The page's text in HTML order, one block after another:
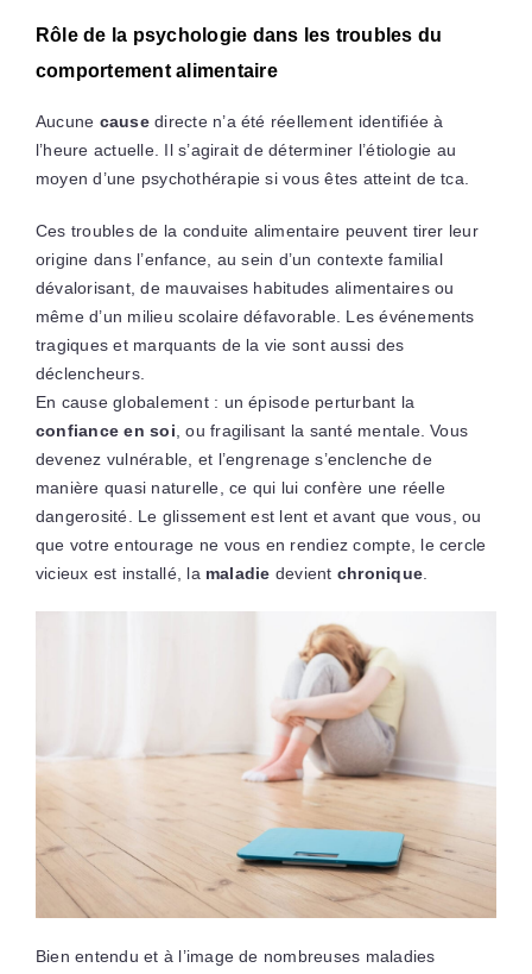
Rôle de la psychologie dans les troubles du
comportement alimentaire
Aucune causedirecte n’a été réellement identifiée à
l’heure actuelle. Il s’agirait de déterminer l’étiologie au
moyen d’une psychothérapie si vous êtes atteint de tca.
Ces troubles de la conduite alimentaire peuvent tirer leur
origine dans l’enfance, au sein d’un contexte familial
dévalorisant, de mauvaises habitudes alimentaires ou
même d’un milieu scolaire défavorable. Les événements
tragiques et marquants de la vie sont aussi des
déclencheurs.
En cause globalement : un épisode perturbant la
confiance en soi , ou fragilisant la santé mentale. Vous
devenez vulnérable, et l’engrenage s’enclenche de
manière quasi naturelle, ce qui lui confère une réelle
dangerosité. Le glissement est lent et avant que vous, ou
que votre entourage ne vous en rendiez compte, le cercle
vicieux est installé, la maladie devient chronique
Bien entendu et à l’image de nombreuses maladies